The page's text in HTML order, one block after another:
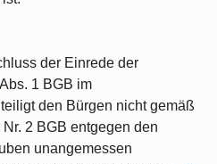
der Einrede der
Abs. 1 BGB im
den Bürgen nicht gemäß
2 BGB entgegen den
unangemessen